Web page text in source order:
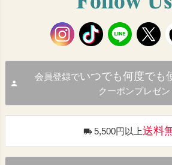
会員登録でいつでも何度でも
クーポンプレゼン
5,500円以上送料